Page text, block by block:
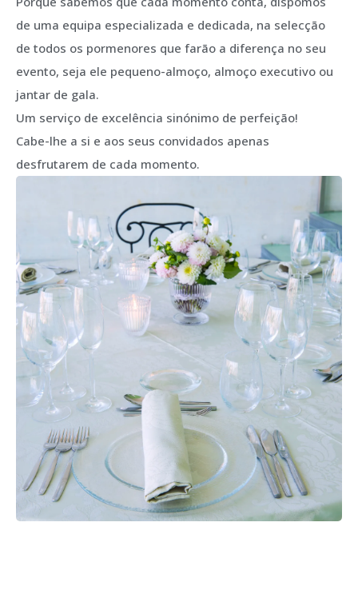
de uma equipa especializada e dedicada, na selecção
de todos os pormenores que farão a diferença no seu
evento, seja ele pequeno-almoço, almoço executivo ou
jantar de gala.
Um serviço de excelência sinónimo de perfeição!
Cabe-lhe a si e aos seus convidados apenas
desfrutarem de cada momento.